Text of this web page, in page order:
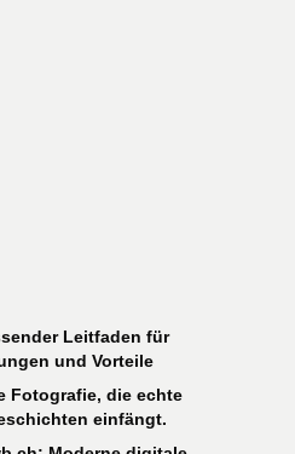
Leitfaden für
und Vorteile
Fotografie, die echte
einfängt.